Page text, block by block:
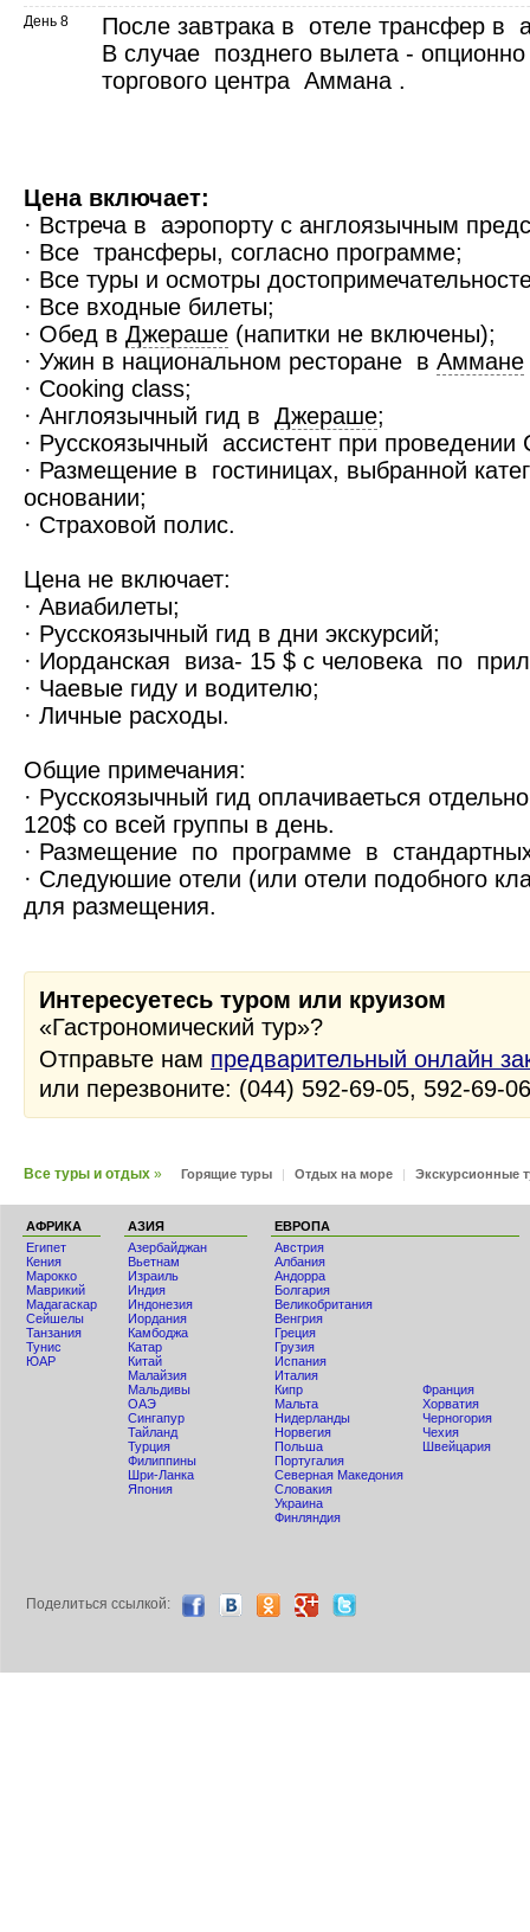
День 8
После завтрака в отеле трансфер в
В случае позднего вылета -
торгового центра Аммана .
Цена включает:
· Встреча в аэропорту с англоязычным
· Все трансферы, согласно программе;
· Все туры и осмотры
· Все входные билеты;
· Обед в Джераше (напитки не включены);
· Ужин в национальном ресторане в Аммане
· Cooking class;
· Англоязычный гид в Джераше;
· Русскоязычный ассистент при проведении
· Размещение в гостиницах, выбранной
основании;
· Страховой полис.
Цена не включает:
· Авиабилеты;
· Русскоязычный гид в дни экскурсий;
· Иорданская виза- 15 $ с человека по
· Чаевые гиду и водителю;
· Личные расходы.
Общие примечания:
· Русскоязычный гид оплачиваеться
120$ со всей группы в день.
· Размещение по программе в
· Следуюшие отели (или отели подобного
для размещения.
Интересуетесь туром или круизом
«Гастрономический тур»?
Отправьте нам предварительный онлайн
или перезвоните: (044) 592-69-05, 592-69-06
Все туры и отдых » Горящие туры | Отдых на море | Экскурсионные
АФРИКА
Египет
Кения
Мaрокко
Маврикий
Мадагаскар
Сейшелы
Танзания
Тунис
ЮАР
АЗИЯ
Азербайджан
Вьетнам
Израиль
Индия
Индонезия
Иордания
Камбоджа
Катар
Китай
Малайзия
Мальдивы
ОАЭ
Сингапур
Тайланд
Турция
Филиппины
Шри-Ланка
Япония
ЕВРОПА
Австрия
Албания
Андорра
Болгария
Великобритания
Венгрия
Греция
Грузия
Испания
Италия
Кипр
Мальта
Нидерланды
Норвегия
Польша
Португалия
Северная Македония
Словакия
Украина
Финляндия
Франция
Хорватия
Черногория
Чехия
Швейцария
Поделиться ccылкой: